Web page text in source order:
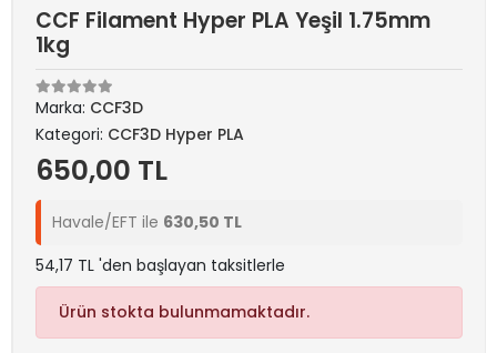
CCF Filament Hyper PLA Yeşil 1.75mm
1kg
Marka: CCF3D
Kategori: CCF3D Hyper PLA
650,00 TL
Havale/EFT ile 630,50 TL
54,17 TL 'den başlayan taksitlerle
Ürün stokta bulunmamaktadır.